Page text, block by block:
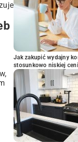
Jak zakupić wydajny
stosunkowo niskiej